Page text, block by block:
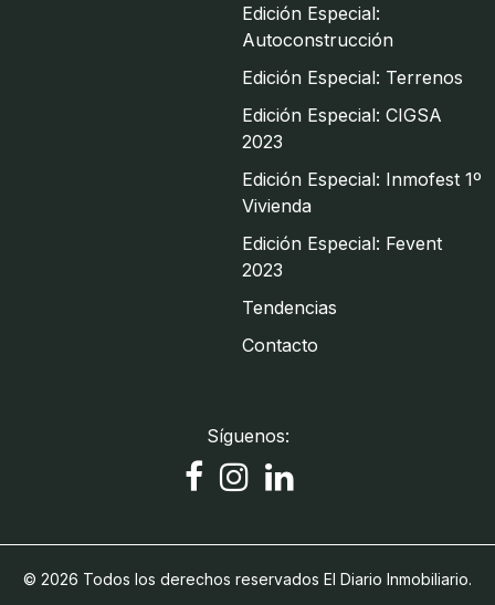
Edición Especial:
Autoconstrucción
Edición Especial: Terrenos
Edición Especial: CIGSA
2023
Edición Especial: Inmofest 1º
Vivienda
Edición Especial: Fevent
2023
Tendencias
Contacto
Síguenos:
© 2026 Todos los derechos reservados El Diario Inmobiliario.